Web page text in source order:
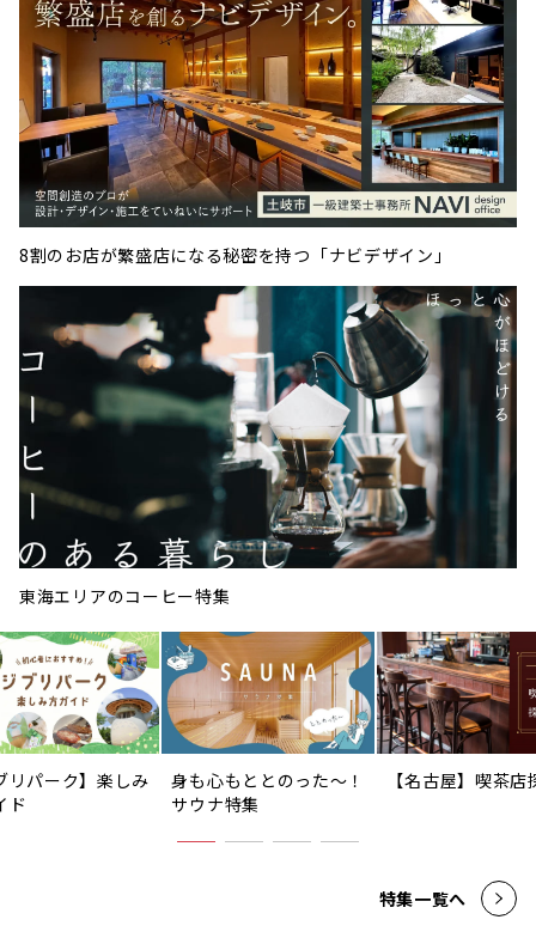
8割のお店が繁盛店になる秘密を持つ「ナビデザイン」
東海エリアのコーヒー特集
リパーク】楽しみ
ド
身も心もととのった〜！
サウナ特集
【名古屋】喫茶店
特集一覧へ